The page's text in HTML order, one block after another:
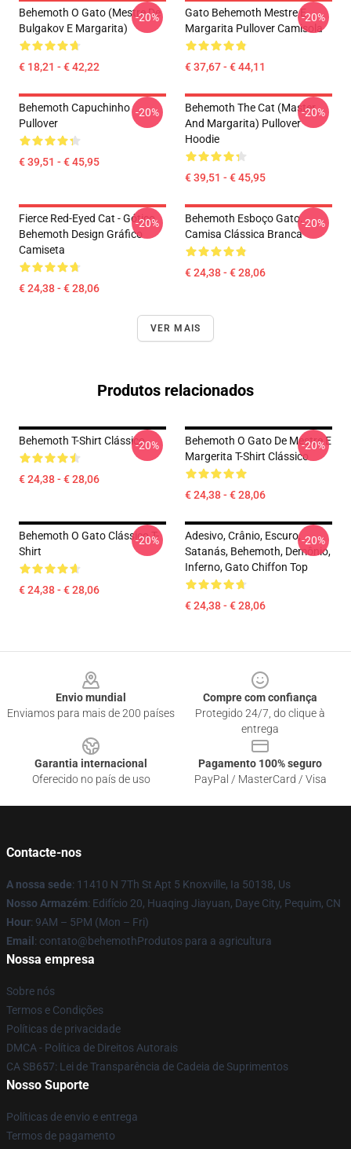
Behemoth O Gato (Mestre De
Bulgakov E Margarita)
€ 18,21 - € 42,22
-20%
Gato Behemoth Mestre E
Margarita Pullover Camisola
€ 37,67 - € 44,11
-20%
Behemoth Capuchinho
Pullover
€ 39,51 - € 45,95
-20%
Behemoth The Cat (Master
And Margarita) Pullover
Hoodie
€ 39,51 - € 45,95
-20%
Fierce Red-Eyed Cat - Gótico.
Behemoth Design Gráfico
Camiseta
€ 24,38 - € 28,06
-20%
Behemoth Esboço Gato.
Camisa Clássica Branca
€ 24,38 - € 28,06
-20%
VER MAIS
Produtos relacionados
Behemoth T-Shirt Clássico
€ 24,38 - € 28,06
-20%
Behemoth O Gato De Mestre E
Margerita T-Shirt Clássico
€ 24,38 - € 28,06
-20%
Behemoth O Gato Clássico T-
Shirt
€ 24,38 - € 28,06
-20%
Adesivo, Crânio, Escuro,
Satanás, Behemoth, Demônio,
Inferno, Gato Chiffon Top
€ 24,38 - € 28,06
-20%
Envio mundial
Enviamos para mais de 200 países
Compre com confiança
Protegido 24/7, do clique à
entrega
Garantia internacional
Oferecido no país de uso
Pagamento 100% seguro
PayPal / MasterCard / Visa
Contacte-nos
A nossa sede: 11410 N 7Th St Apt 5 Knoxville, Ia 50138, Us
Nosso Armazém: Edifício 20, Huaqing Jiayuan, Daye City, Pequim, CN
Hour: 9AM – 5PM (Mon – Fri)
Email : contato@behemothProdutos para a agricultura
Nossa empresa
Sobre nós
Termos e Condições
Políticas de privacidade
DMCA - Política de Direitos Autorais
CA SB657: Lei de Transparência de Cadeia de Suprimentos
Nosso Suporte
Políticas de envio e entrega
Termos de pagamento